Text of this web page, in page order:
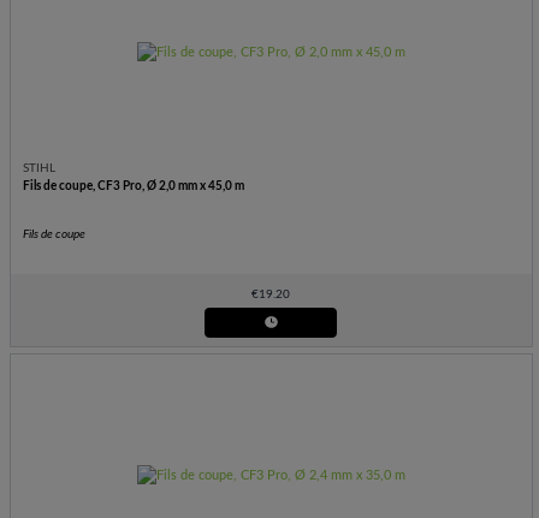
STIHL
Fils de coupe, CF3 Pro, Ø 2,0 mm x 45,0 m
Fils de coupe
€19.20